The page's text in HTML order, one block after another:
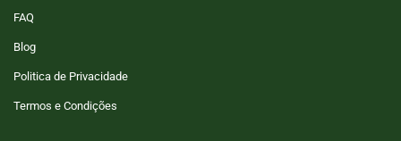
FAQ
Blog
Politica de Privacidade
Termos e Condições